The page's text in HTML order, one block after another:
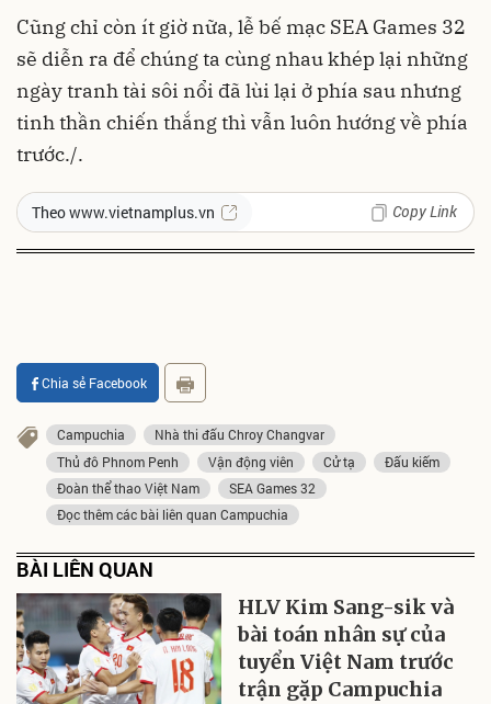
Cũng chỉ còn ít giờ nữa, lễ bế mạc SEA Games 32
sẽ diễn ra để chúng ta cùng nhau khép lại những
ngày tranh tài sôi nổi đã lùi lại ở phía sau nhưng
tinh thần chiến thắng thì vẫn luôn hướng về phía
trước./.
Theo www.vietnamplus.vn Copy Link
Chia sẻ Facebook
Campuchia
Nhà thi đấu Chroy Changvar
Thủ đô Phnom Penh
Vận động viên Cử tạ
Đấu kiếm
Đoàn thể thao Việt Nam
SEA Games 32
Đọc thêm các bài liên quan Campuchia
BÀI LIÊN QUAN
HLV Kim Sang-sik và
bài toán nhân sự của
tuyển Việt Nam trước
trận gặp Campuchia